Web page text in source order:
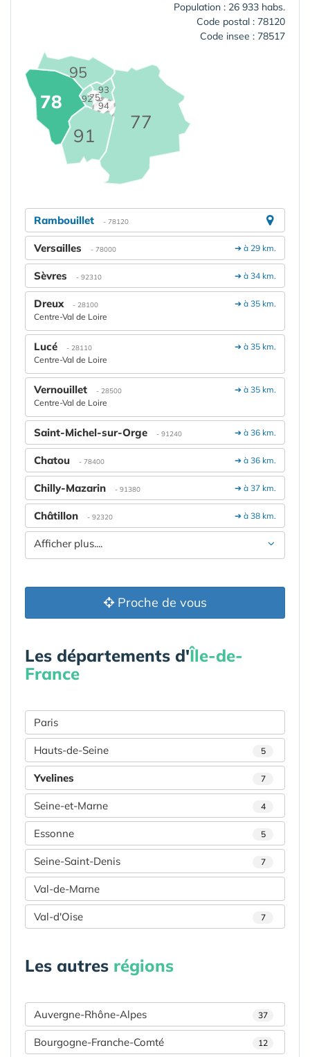
Population : 26 933 habs.
Code postal : 78120
Code insee : 78517
75
77
78
91
92
93
94
95
Rambouillet - 78120
➔ à 29 km.
Versailles - 78000
➔ à 34 km.
Sèvres - 92310
➔ à 35 km.
Dreux - 28100
Centre-Val de Loire
➔ à 35 km.
Lucé - 28110
Centre-Val de Loire
➔ à 35 km.
Vernouillet - 28500
Centre-Val de Loire
➔ à 36 km.
Saint-Michel-sur-Orge - 91240
➔ à 36 km.
Chatou - 78400
➔ à 37 km.
Chilly-Mazarin - 91380
➔ à 38 km.
Châtillon - 92320
Afficher plus....
Proche de vous
Les départements d'Île-de-
France
Paris
Hauts-de-Seine 5
Yvelines 7
Seine-et-Marne 4
Essonne 5
Seine-Saint-Denis 7
Val-de-Marne
Val-d'Oise 7
Les autres régions
Auvergne-Rhône-Alpes 37
Bourgogne-Franche-Comté 12